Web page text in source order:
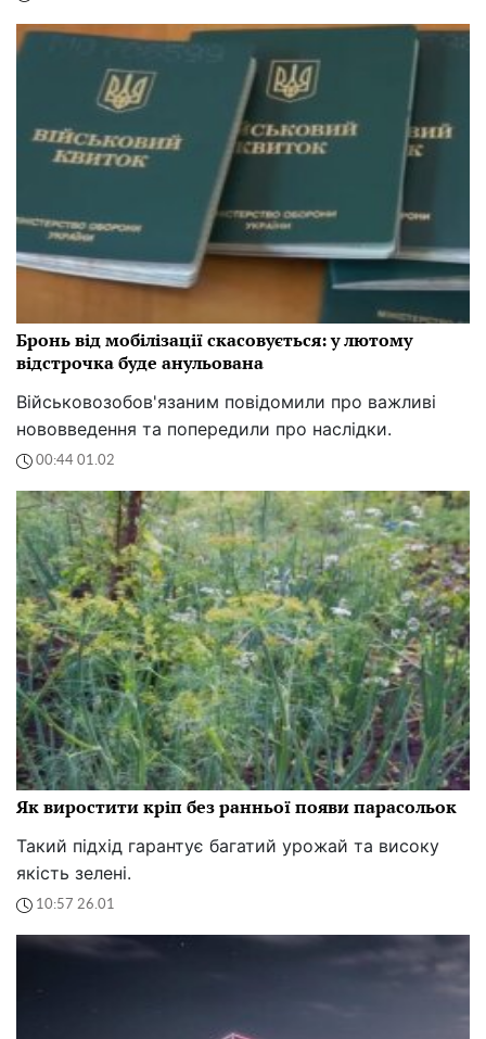
Бронь від мобілізації скасовується: у лютому
відстрочка буде анульована
Військовозобов'язаним повідомили про важливі
нововведення та попередили про наслідки.
00:44 01.02
Як виростити кріп без ранньої появи парасольок
Такий підхід гарантує багатий урожай та високу
якість зелені.
10:57 26.01